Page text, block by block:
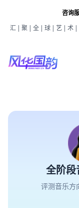
咨询
汇|聚|全|球|艺|术|
全阶段
评测音乐方